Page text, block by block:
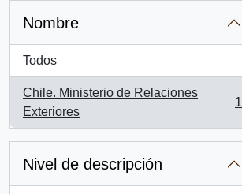
Nombre
Todos
Chile. Ministerio de Relaciones
Exteriores
, 1 resultados
1
Nivel de descripción